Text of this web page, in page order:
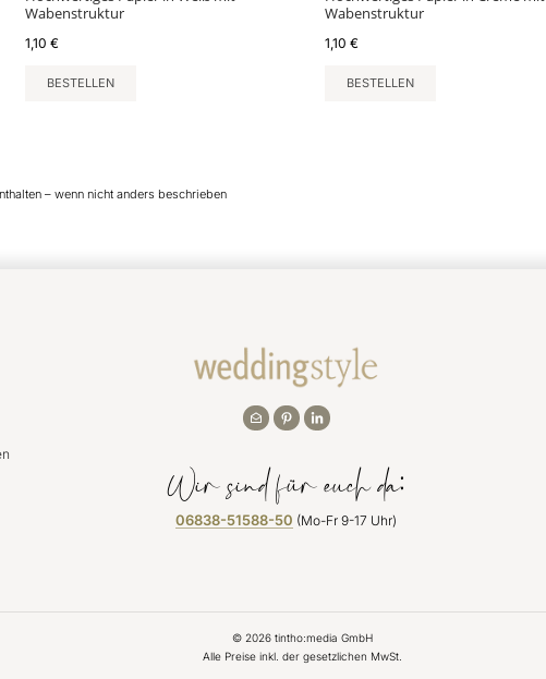
Wabenstruktur
1,10 €
BESTELLEN
Wabenstruktur
1,10 €
BESTELLEN
– wenn nicht anders beschrieben
Wir sind für euch da:
06838-51588-50 (Mo-Fr 9-17 Uhr)
© 2026tintho:media GmbH
Alle Preise inkl. der gesetzlichen MwSt.